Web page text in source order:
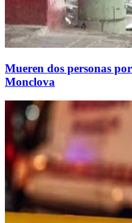
Mueren dos personas
Monclova